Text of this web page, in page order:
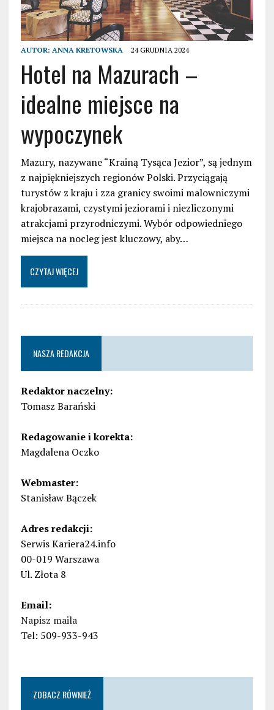
AUTOR: ANNA KRETOWSKA 24 GRUDNIA 2024
Hotel na Mazurach –
idealne miejsce na
wypoczynek
Mazury, nazywane “Krainą Tysąca Jezior”, są jednym
z najpiękniejszych regionów Polski. Przyciągają
turystów z kraju i zza granicy swoimi malowniczymi
krajobrazami, czystymi jeziorami i niezliczonymi
atrakcjami przyrodniczymi. Wybór odpowiedniego
miejsca na nocleg jest kluczowy, aby…
CZYTAJ WIĘCEJ
NASZA REDAKCJA
Redaktor naczelny:
Tomasz Barański
Redagowanie i korekta:
Magdalena Oczko
Webmaster:
Stanisław Bączek
Adres redakcji:
Serwis Kariera24.info
00-019 Warszawa
Ul. Złota 8
Email:
Napisz maila
Tel: 509-933-943
ZOBACZ RÓWNIEŻ